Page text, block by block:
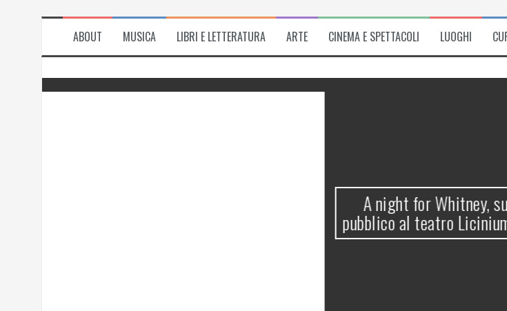
ABOUT MUSICA LIBRI E LETTERATURA ARTE CINEMA E SPETTACOLI LUOGHI
A night for Whitney,
pubblico al teatro